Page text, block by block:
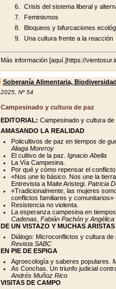
Crisis del sistema liberal y
Feminismos
Bloqueos y bifurcaciones
Una cultura frente a la reacción
Más información [aquí.]https://
Soberanía Alimentaria,
2025, Nº 54
Campesinado y cultura de paz
EDITORIAL: Campesinado y cultura de
AMASANDO LA REALIDAD
Policultivos de paz en tiempos de
Aliaga Monrroy
El cultivo de la paz. Ignacio Abella
La Vía Campesina.
Por qué y cómo repensar el conflicto.
«Nos une lo básico. Nos une la
Entrevista a Maite Aristegi. Patricia
«Tradicionalmente, las mujeres
conflictos familiares y comunitarios»
Resistencia no violenta.
La esperanza campesina en
Cadenas, Fabián Pachón y Angélica
DE UN VISTAZO Y MUCHAS ARISTAS
Diálogo: Microconflictos y cultura de
Revista SABC
EN PIE DE ESPIGA
Agroecología y saberes populares.
As Conchas. Un triunfo judicial
Andrés Muñoz Rico
VISITAS DE CAMPO